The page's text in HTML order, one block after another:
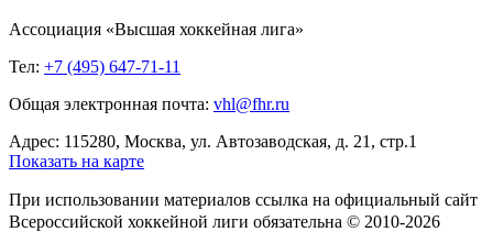
Ассоциация «Высшая хоккейная лига»
Тел: +7 (495) 647-71-11
Общая электронная почта: vhl@fhr.ru
Адрес: 115280, Москва, ул. Автозаводская, д. 21, стр.1
Показать на карте
При использовании материалов ссылка на официальный сайт
Всероссийской хоккейной лиги обязательна © 2010-2026